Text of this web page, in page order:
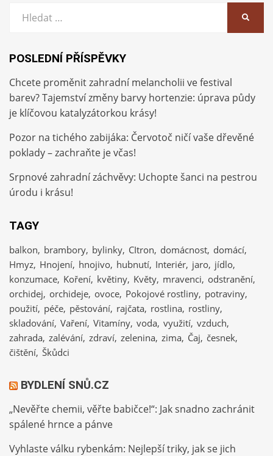
POSLEDNÍ PŘÍSPĚVKY
Chcete proměnit zahradní melancholii ve festival
barev? Tajemství změny barvy hortenzie: úprava půdy
je klíčovou katalyzátorkou krásy!
Pozor na tichého zabijáka: Červotoč ničí vaše dřevěné
poklady – zachraňte je včas!
Srpnové zahradní záchvěvy: Uchopte šanci na pestrou
úrodu i krásu!
TAGY
balkon brambory bylinky CItron domácnost domácí
Hmyz Hnojení hnojivo hubnutí Interiér jaro jídlo
konzumace Koření květiny Květy mravenci odstranění
orchidej orchideje ovoce Pokojové rostliny potraviny
použití péče pěstování rajčata rostlina rostliny
skladování Vaření Vitamíny voda využití vzduch
zahrada zalévání zdraví zelenina zima Čaj česnek
čištění Škůdci
BYDLENÍ SNŮ.CZ
„Nevěřte chemii, věřte babičce!“: Jak snadno zachránit
spálené hrnce a pánve
Vyhlaste válku rybenkám: Nejlepší triky, jak se jich